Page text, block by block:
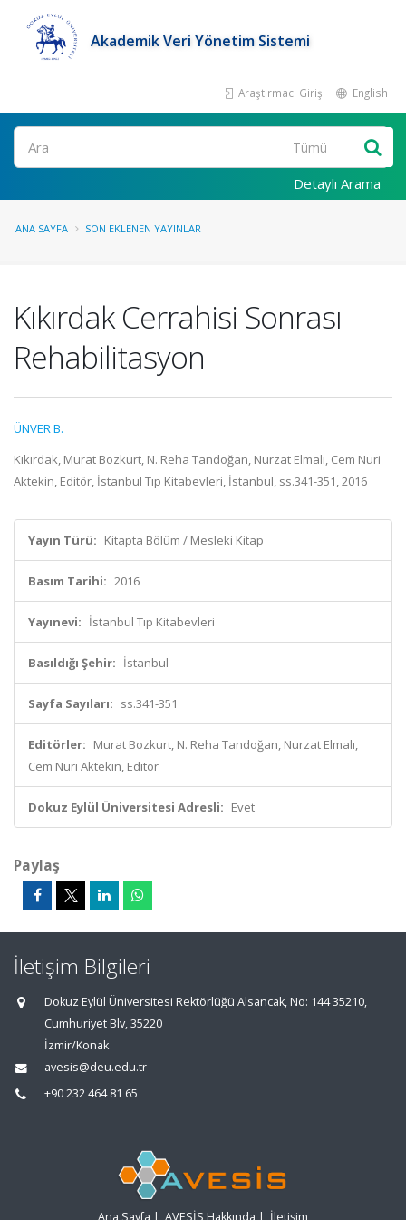
Akademik Veri Yönetim Sistemi
Araştırmacı Girişi English
Ara
Detaylı Arama
ANA SAYFA SON EKLENEN YAYINLAR
Kıkırdak Cerrahisi Sonrası
Rehabilitasyon
ÜNVER B.
Kıkırdak, Murat Bozkurt, N. Reha Tandoğan, Nurzat Elmalı, Cem Nuri
Aktekin, Editör, İstanbul Tıp Kitabevleri, İstanbul, ss.341-351, 2016
Yayın Türü: Kitapta Bölüm / Mesleki Kitap
Basım Tarihi: 2016
Yayınevi: İstanbul Tıp Kitabevleri
Basıldığı Şehir: İstanbul
Sayfa Sayıları: ss.341-351
Editörler: Murat Bozkurt, N. Reha Tandoğan, Nurzat Elmalı,
Cem Nuri Aktekin, Editör
Dokuz Eylül Üniversitesi Adresli: Evet
Paylaş
İletişim Bilgileri
Dokuz Eylül Üniversitesi Rektörlüğü Alsancak, No: 144 35210,
Cumhuriyet Blv, 35220
İzmir/Konak
avesis@deu.edu.tr
+90 232 464 81 65
Ana Sayfa | AVESİS Hakkında | İletişim